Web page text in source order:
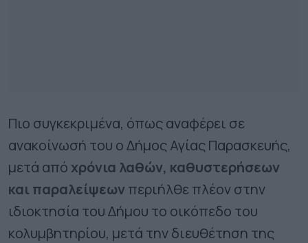
Πιο συγκεκριμένα, όπως αναφέρει σε
ανακοίνωσή του ο Δήμος Αγίας Παρασκευής,
μετά από χρόνια λαθών, καθυστερήσεων
και παραλείψεωνπεριήλθε πλέον στην
ιδιοκτησία του Δήμου το οικόπεδο του
κολυμβητηρίου, μετά την διευθέτηση της